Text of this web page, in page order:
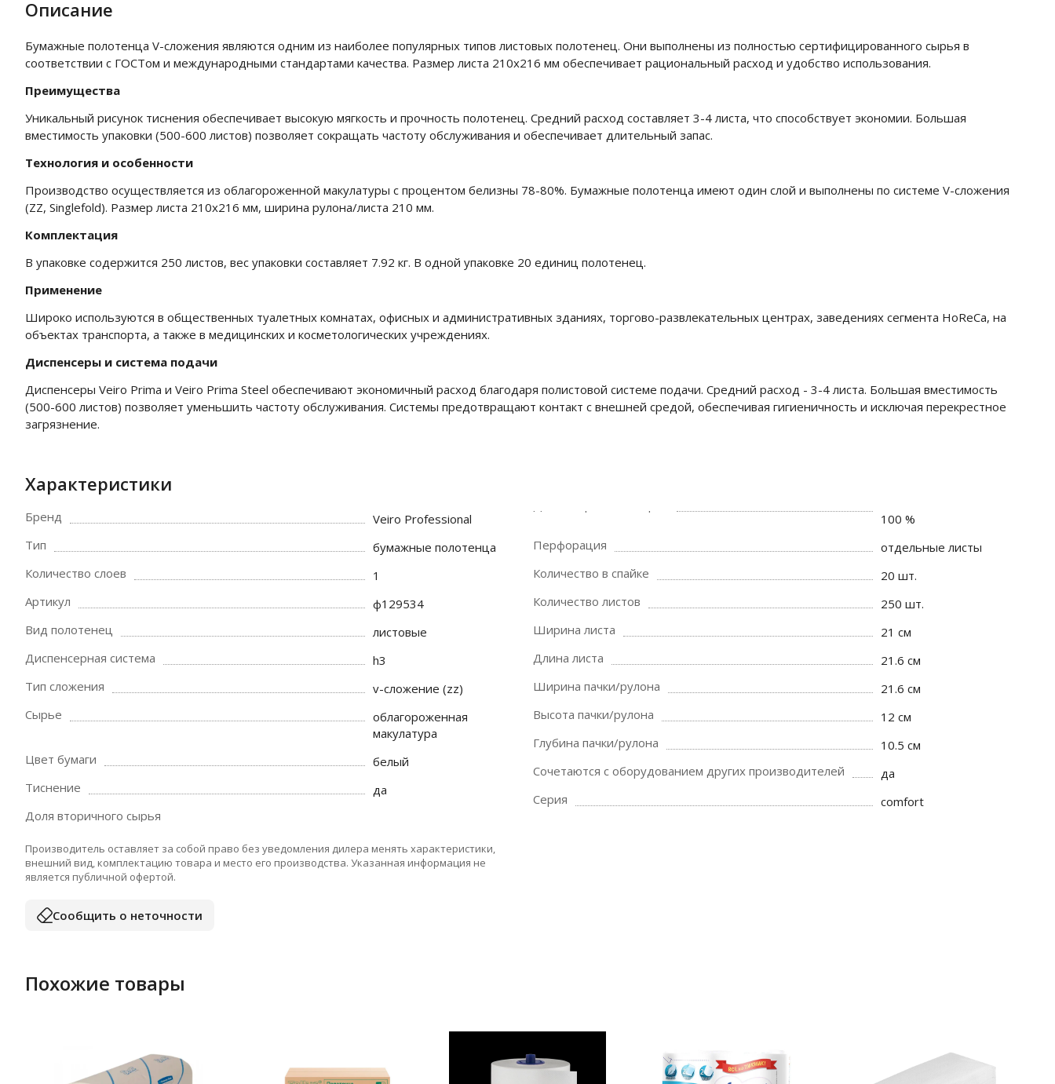
Описание
Бумажные полотенца V-сложения являются одним из наиболее популярных типов листовых полотенец. Они выполнены из полностью сертифицированного сырья в
соответствии с ГОСТом и международными стандартами качества. Размер листа 210х216 мм обеспечивает рациональный расход и удобство использования.
Преимущества
Уникальный рисунок тиснения обеспечивает высокую мягкость и прочность полотенец. Средний расход составляет 3-4 листа, что способствует экономии. Большая
вместимость упаковки (500-600 листов) позволяет сокращать частоту обслуживания и обеспечивает длительный запас.
Технология и особенности
Производство осуществляется из облагороженной макулатуры с процентом белизны 78-80%. Бумажные полотенца имеют один слой и выполнены по системе V-сложения
(ZZ, Singlefold). Размер листа 210х216 мм, ширина рулона/листа 210 мм.
Комплектация
В упаковке содержится 250 листов, вес упаковки составляет 7.92 кг. В одной упаковке 20 единиц полотенец.
Применение
Широко используются в общественных туалетных комнатах, офисных и административных зданиях, торгово-развлекательных центрах, заведениях сегмента HoReCa, на
объектах транспорта, а также в медицинских и косметологических учреждениях.
Диспенсеры и система подачи
Диспенсеры Veiro Prima и Veiro Prima Steel обеспечивают экономичный расход благодаря полистовой системе подачи. Средний расход - 3-4 листа. Большая вместимость
(500-600 листов) позволяет уменьшить частоту обслуживания. Системы предотвращают контакт с внешней средой, обеспечивая гигиеничность и исключая перекрестное
загрязнение.
Характеристики
Бренд
Veiro Professional
Тип
бумажные полотенца
Количество слоев
1
Артикул
ф129534
Вид полотенец
листовые
Диспенсерная система
h3
Тип сложения
v-сложение (zz)
Сырье
облагороженная
макулатура
Цвет бумаги
белый
Тиснение
да
Доля вторичного сырья
100 %
Перфорация
отдельные листы
Количество в спайке
20 шт.
Количество листов
250 шт.
Ширина листа
21 см
Длина листа
21.6 см
Ширина пачки/рулона
21.6 см
Высота пачки/рулона
12 см
Глубина пачки/рулона
10.5 см
Сочетаются с оборудованием других производителей
да
Серия
comfort
Производитель оставляет за собой право без уведомления дилера менять характеристики,
внешний вид, комплектацию товара и место его производства. Указанная информация не
является публичной офертой.
Сообщить о неточности
Похожие товары